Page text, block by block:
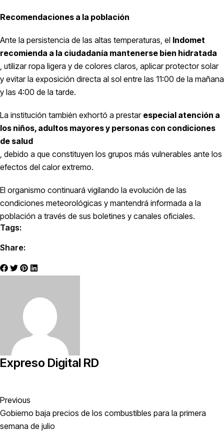
Recomendaciones a la población
Ante la persistencia de las altas temperaturas, el Indomet
recomienda a la ciudadanía mantenerse bien hidratada
, utilizar ropa ligera y de colores claros, aplicar protector solar
y evitar la exposición directa al sol entre las 11:00 de la mañana
y las 4:00 de la tarde.
La institución también exhortó a prestar especial atención a
los niños, adultos mayores y personas con condiciones
de salud
, debido a que constituyen los grupos más vulnerables ante los
efectos del calor extremo.
El organismo continuará vigilando la evolución de las
condiciones meteorológicas y mantendrá informada a la
población a través de sus boletines y canales oficiales.
Tags:
Share:
Expreso Digital RD
Previous
Gobierno baja precios de los combustibles para la primera
semana de julio